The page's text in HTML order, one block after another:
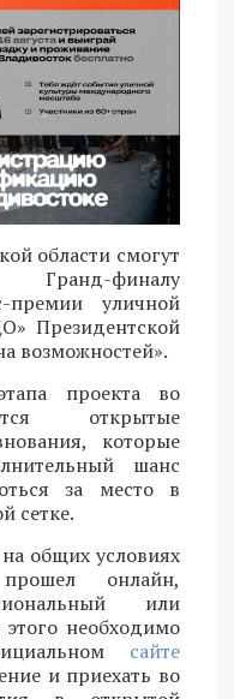
области смогут
финалу
премии уличной
Президентской
возможностей».
проекта во
открытые
которые
шанс
за место в
сетке.
общих условиях
онлайн,
или
необходимо
сайте
и приехать во